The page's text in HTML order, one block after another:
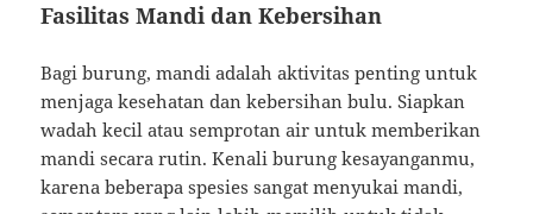
Fasilitas Mandi dan Kebersihan
Bagi burung, mandi adalah aktivitas penting untuk
menjaga kesehatan dan kebersihan bulu. Siapkan
wadah kecil atau semprotan air untuk memberikan
mandi secara rutin. Kenali burung kesayanganmu,
karena beberapa spesies sangat menyukai mandi,